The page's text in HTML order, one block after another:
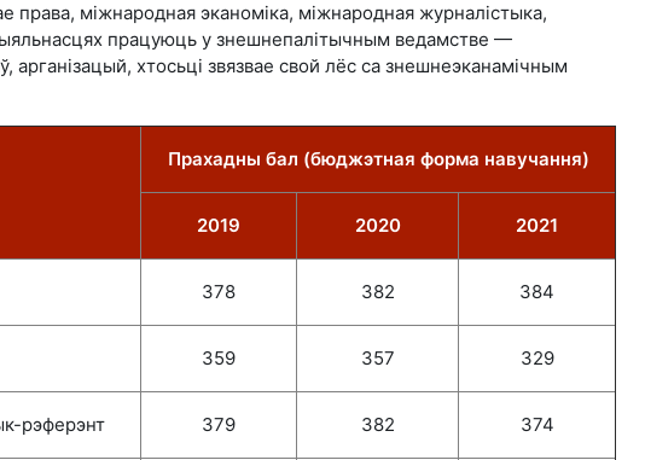
міжнародная эканоміка, міжнародная журналістыка,
працуюць у знешнепалітычным ведамстве —
хтосьці звязвае свой лёс са знешнеэканамічным
Прахадны бал (бюджэтная форма навучання)
2019 2020 2021
378 382 384
359 357 329
рэферэнт 379 382 374